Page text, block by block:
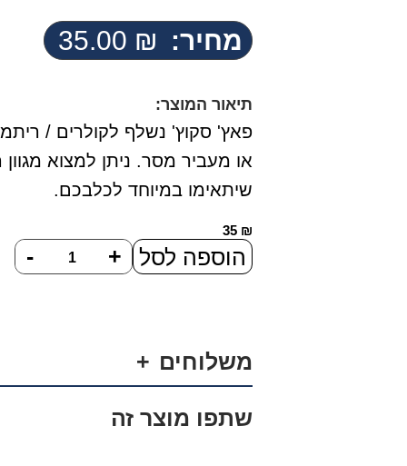
מחיר: 35.00 ₪
תיאור המוצר:
פאץ' סקוץ' נשלף לקולרים /
או מעביר מסר. ניתן למצוא
שיתאימו במיוחד לכלבכם.
35 ₪
הוספה לסל +
כמות
של
-
משלוחים
שתפו מוצר זה